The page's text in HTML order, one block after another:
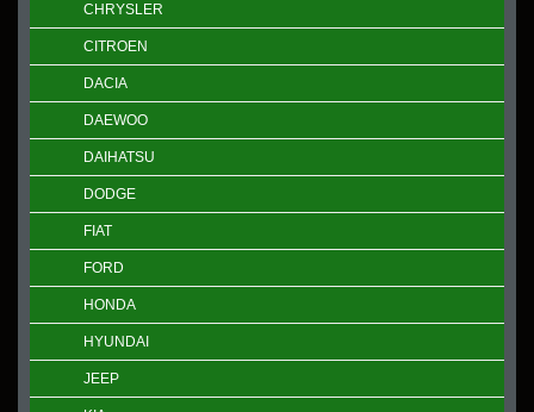
CHRYSLER
CITROEN
DACIA
DAEWOO
DAIHATSU
DODGE
FIAT
FORD
HONDA
HYUNDAI
JEEP